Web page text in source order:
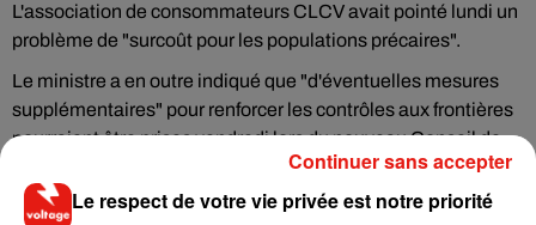
L'association de consommateurs CLCV avait pointé lundi un
problème de "surcoût pour les populations précaires".
Le ministre a en outre indiqué que "d'éventuelles mesures
supplémentaires" pour renforcer les contrôles aux frontières
pourraient être prises vendredi lors du nouveau Conseil de
Interrogé surles délais d'attente pour se faire tester, il a
Le respect de votre vie privée est notre priorité
Continuer sans accepter